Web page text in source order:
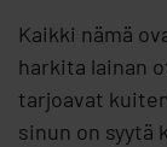
Kaikki nämä
harkita lainan
tarjoavat
sinun on syytä